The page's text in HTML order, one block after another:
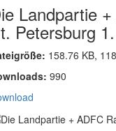
Landpartie
Petersburg
158.76 KB,
990